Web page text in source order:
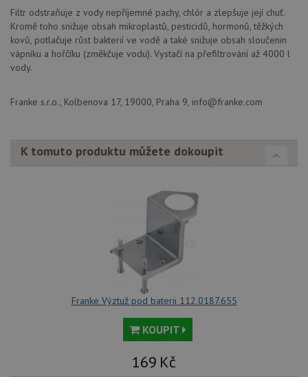
Filtr odstraňuje z vody nepříjemné pachy, chlór a zlepšuje její chuť.
Kromě toho snižuje obsah mikroplastů, pesticidů, hormonů, těžkých
kovů, potlačuje růst bakterií ve vodě a také snižuje obsah sloučenin
vápníku a hořčíku (změkčuje vodu). Vystačí na přefiltrování až 4000 l
vody.
Franke s.r.o., Kolbenova 17, 19000, Praha 9, info@franke.com
K tomuto produktu můžete dokoupit
Franke Výztuž pod baterii 112.0187.655
KOUPIT
169 Kč